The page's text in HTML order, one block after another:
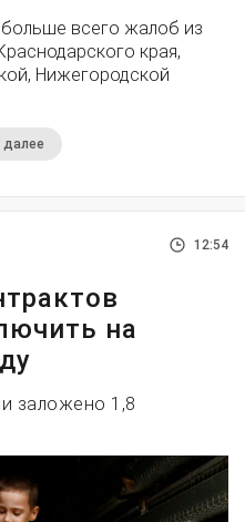
больше всего жалоб из
края,
Нижегородской
12:54
на
заложено 1,8